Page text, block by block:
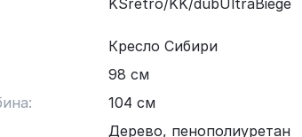
KSretro/KK/dubUltraBiege
Кресло Сибири
98 см
104 см
Дерево, пенополиуретан